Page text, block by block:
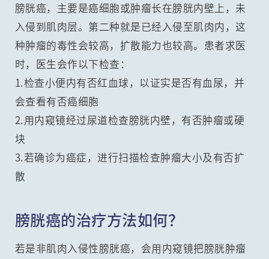
膀胱癌，主要是癌细胞或肿瘤长在膀胱内壁上，未
入侵到肌肉层。第二种就是已经入侵至肌肉内，这
种肿瘤的毒性会较高，扩散能力也较高。患者求医
时，医生会作以下检查：
1.检查小便内有否红血球，以证实是否有血尿，并
会查看有否癌细胞
2.用内窥镜经过尿道检查膀胱内壁，有否肿瘤或硬
块
3.若确诊为癌症，进行扫描检查肿瘤大小及有否扩
散
膀胱癌的治疗方法如何？
若是非肌肉入侵性膀胱癌，会用内窥镜把膀胱肿瘤